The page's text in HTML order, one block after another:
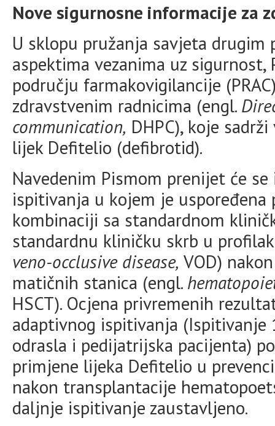
Nove sigurnosne informacije za
U sklopu pružanja savjeta drugim
aspektima vezanima uz
području farmakovigilancije
zdravstvenim radnicima (engl.
communication, DHPC), koje
lijek Defitelio (defibrotid).
Navedenim Pismom prenijet će
ispitivanja u kojem je
kombinaciji sa standardnom
standardnu kliničku skrb u
veno-occlusive disease, VOD)
matičnih stanica (engl.
HSCT). Ocjena privremenih
adaptivnog ispitivanja (Ispitivanje
odrasla i pedijatrijska pacijenta)
primjene lijeka Defitelio u
nakon transplantacije
daljnje ispitivanje zaustavljeno.